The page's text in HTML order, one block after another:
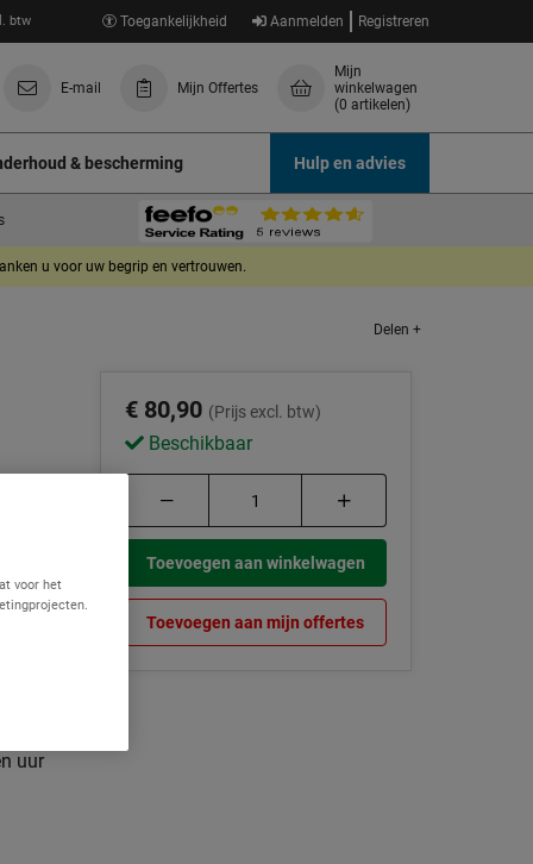
btw Toegankelijkheid Aanmelden Registreren
E-mail Mijn Offertes
Mijn
winkelwagen
(0 artikelen)
& bescherming Hulp en advies
u voor uw begrip en vertrouwen.
Delen +
uur
€ 80,90 (Prijs excl. btw)
Beschikbaar
Toevoegen aan winkelwagen
Toevoegen aan mijn offertes
voor het